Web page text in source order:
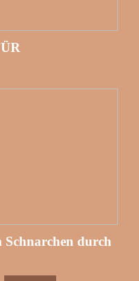
Schnarchen durch